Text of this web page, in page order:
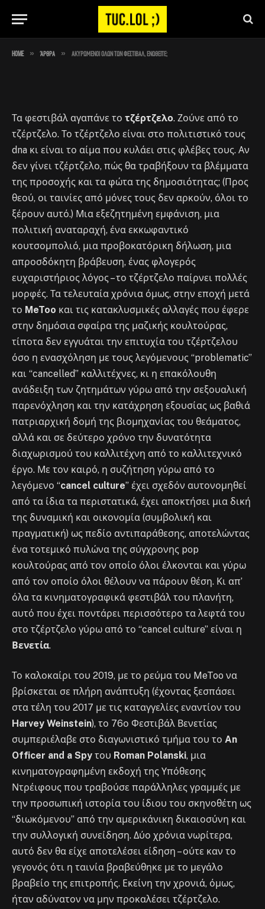
Home » Άρθρα » Ακυρωμένοι όλων των φεστιβάλ, ενωθείτε;
ενωθείτε;
Τα φεστιβάλ αγαπάνε το τζέρτζελο. Ζούνε από το
τζέρτζελο. Το τζέρτζελο είναι στο πολιτιστικό τους
dna κι είναι το αίμα που κυλάει στις φλέβες τους. Αν
δεν γίνει τζέρτζελο, πώς θα τραβήξουν τα βλέμματα
της προσοχής και τα φώτα της δημοσιότητας; (Προς
θεού, οι ταινίες από μόνες τους δεν αρκούν, όλοι το
ξέρουν αυτό.) Μια εξεζητημένη εμφάνιση, μια
πολιτική αναταραχή, ένα εκκωφαντικό
κουτσομπολιό, μια προβοκατόρικη δήλωση, μια
απροσδόκητη βράβευση, ένας φλογερός
ευχαριστήριος λόγος – το τζέρτζελο παίρνει πολλές
μορφές. Τα τελευταία χρόνια όμως, στην εποχή μετά
το MeToo και τις κατακλυσμικές αλλαγές που έφερε
στην δημόσια σφαίρα της μαζικής κουλτούρας,
τίποτα δεν εγγυάται την επιτυχία του τζέρτζελου
όσο η ενασχόληση με τους λεγόμενους “problematic”
και “cancelled” καλλιτέχνες, κι η επακόλουθη
ανάδειξη των ζητημάτων γύρω από την σεξουαλική
παρενόχληση και την κατάχρηση εξουσίας ως βαθιά
πατριαρχική δομή της βιομηχανίας του θεάματος,
αλλά και σε δεύτερο χρόνο την δυνατότητα
διαχωρισμού του καλλιτέχνη από το καλλιτεχνικό
έργο. Με τον καιρό, η συζήτηση γύρω από το
λεγόμενο “cancel culture” έχει σχεδόν αυτονομηθεί
από τα ίδια τα περιστατικά, έχει αποκτήσει μια δική
της δυναμική και οικονομία (συμβολική και
πραγματική) ως πεδίο αντιπαράθεσης, αποτελώντας
ένα τοτεμικό πυλώνα της σύγχρονης pop
κουλτούρας από τον οποίο όλοι έλκονται και γύρω
από τον οποίο όλοι θέλουν να πάρουν θέση. Κι απ’
όλα τα κινηματογραφικά φεστιβάλ του πλανήτη,
αυτό που έχει ποντάρει περισσότερο τα λεφτά του
στο τζέρτζελο γύρω από το “cancel culture” είναι η
Βενετία.
Το καλοκαίρι του 2019, με το ρεύμα του MeToo να
βρίσκεται σε πλήρη ανάπτυξη (έχοντας ξεσπάσει
στα τέλη του 2017 με τις καταγγελίες εναντίον του
Harvey Weinstein), το 76ο Φεστιβάλ Βενετίας
συμπεριέλαβε στο διαγωνιστικό τμήμα του το An
Officer and a Spy του Roman Polanski, μια
κινηματογραφημένη εκδοχή της Υπόθεσης
Ντρέιφους που τραβούσε παράλληλες γραμμές με
την προσωπική ιστορία του ίδιου του σκηνοθέτη ως
“διωκόμενου” από την αμερικάνικη δικαιοσύνη και
την συλλογική συνείδηση. Δύο χρόνια νωρίτερα,
αυτό δεν θα είχε αποτελέσει είδηση – ούτε καν το
γεγονός ότι η ταινία βραβεύθηκε με το μεγάλο
βραβείο της επιτροπής. Εκείνη την χρονιά, όμως,
ήταν αδύνατον να μην προκαλέσει τζέρτζελο.